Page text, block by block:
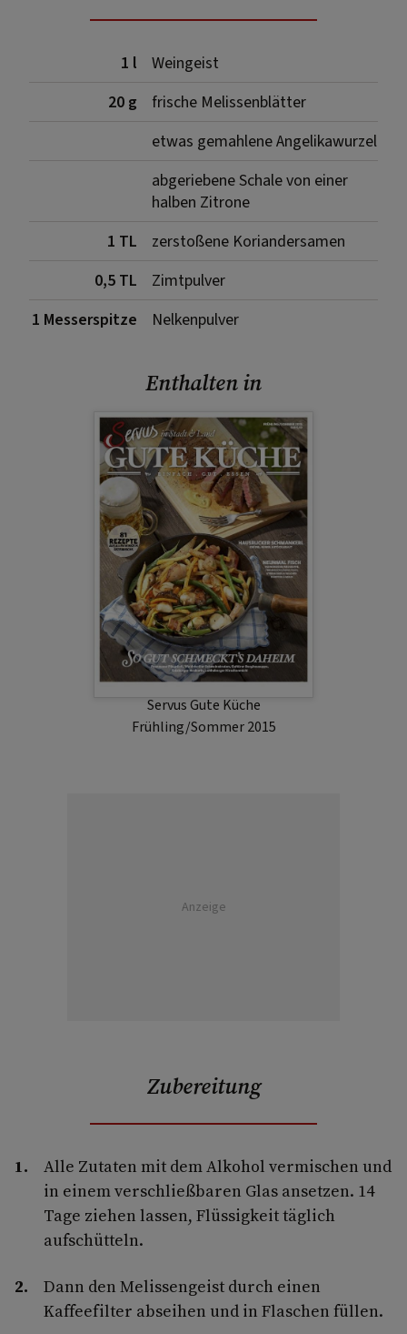
1 l
Weingeist
20 g
frische Melissenblätter
etwas gemahlene Angelikawurzel
abgeriebene Schale von einer
halben Zitrone
1 TL
zerstoßene Koriandersamen
0,5 TL
Zimtpulver
1 Messerspitze
Nelkenpulver
Enthalten in
Servus Gute Küche
Frühling/Sommer 2015
Anzeige
Zubereitung
Alle Zutaten mit dem Alkohol vermischen und
in einem verschließbaren Glas ansetzen. 14
Tage ziehen lassen, Flüssigkeit täglich
aufschütteln.
Dann den Melissengeist durch einen
Kaffeefilter abseihen und in Flaschen füllen.